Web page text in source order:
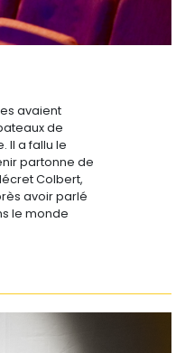
avaient
de
Il a fallu le
partonne de
Colbert,
avoir parlé
le monde